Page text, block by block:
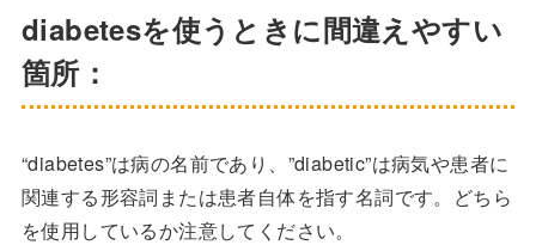
diabetesを使うときに間違えやすい
箇所：
“diabetes”は病の名前であり、”diabetic”は病気や患者に
関連する形容詞または患者自体を指す名詞です。どちら
を使用しているか注意してください。